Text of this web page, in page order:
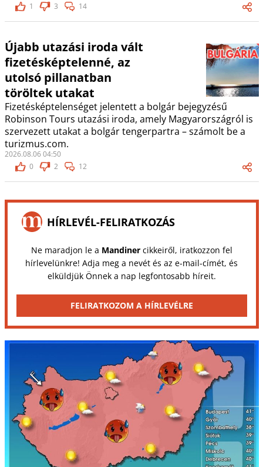
1
3 14
Újabb utazási iroda vált
fizetésképtelenné, az
utolsó pillanatban
töröltek utakat
Fizetésképtelenséget jelentett a bolgár bejegyzésű
Robinson Tours utazási iroda, amely Magyarországról is
szervezett utakat a bolgár tengerpartra – számolt be a
turizmus.com.
2026.08.06 04:50
0
2 12
HÍRLEVÉL-FELIRATKOZÁS
Ne maradjon le a Mandinercikkeiről, iratkozzon fel
hírlevelünkre! Adja meg a nevét és az e-mail-címét, és
elküldjük Önnek a nap legfontosabb híreit.
FELIRATKOZOM A HÍRLEVÉLRE